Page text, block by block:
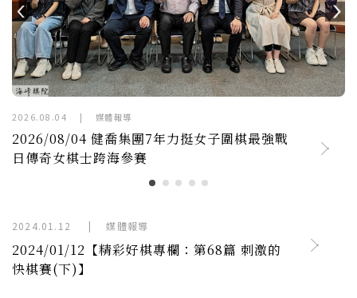
力挺女子圍棋最強戰
2026/06/19【精彩好棋專
2024.01.12 | 媒體報導
2024/01/12【精彩好棋專欄：第68篇 刺激的
快棋賽(下)】